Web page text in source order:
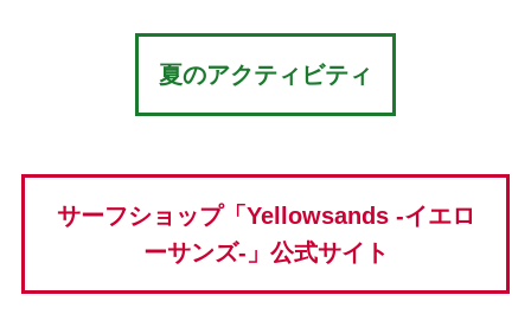
夏のアクティビティ
サーフショップ「Yellowsands -イエロ
ーサンズ-」公式サイト